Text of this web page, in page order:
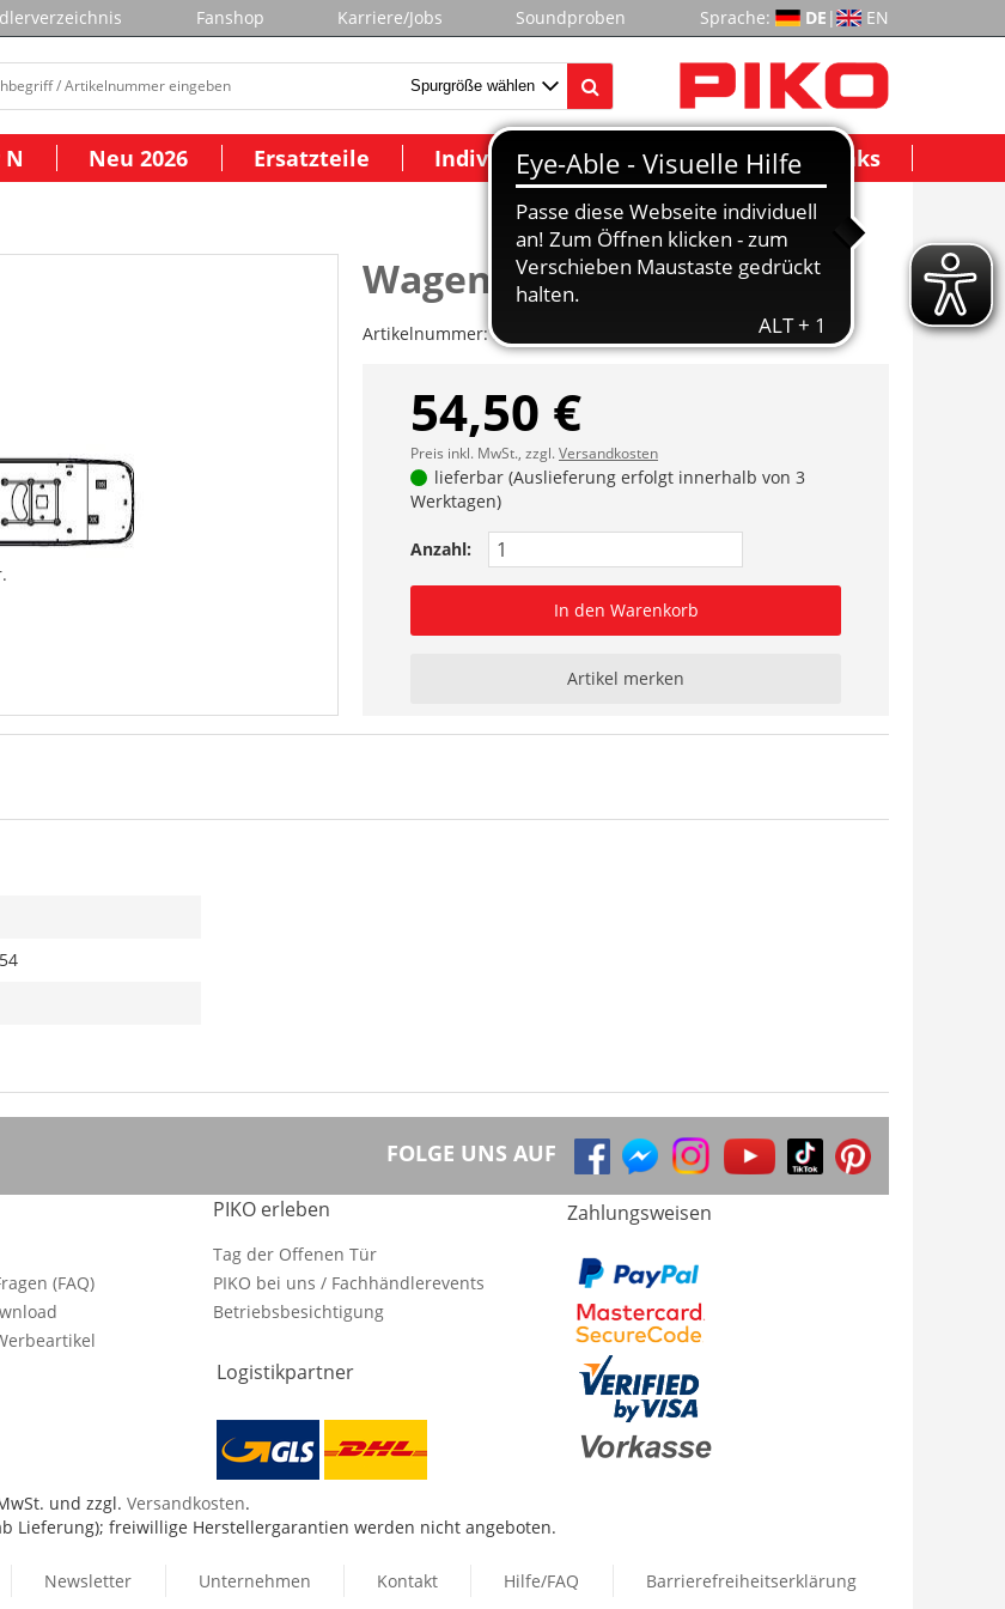
Fanshop Karriere/Jobs Soundproben Sprache: DE | EN
N Neu 2026 Ersatzteile Individuelle Modelle Wichtige Links
Wagenboden dekor.
Artikelnummer:ET37501-03
54,50 €
Preis inkl. MwSt., zzgl.Versandkosten
lieferbar (Auslieferung erfolgt innerhalb von 3
Werktagen)
Anzahl:
In den Warenkorb
Artikel merken
FOLGE UNS AUF
(FAQ)
PIKO erleben
Tag der Offenen Tür
PIKO bei uns / Fachhändlerevents
Betriebsbesichtigung
Logistikpartner
Zahlungsweisen
und zzgl. Versandkosten.
Lieferung); freiwillige Herstellergarantien werden nicht angeboten.
Newsletter Unternehmen Kontakt Hilfe/FAQ Barrierefreiheitserklärung